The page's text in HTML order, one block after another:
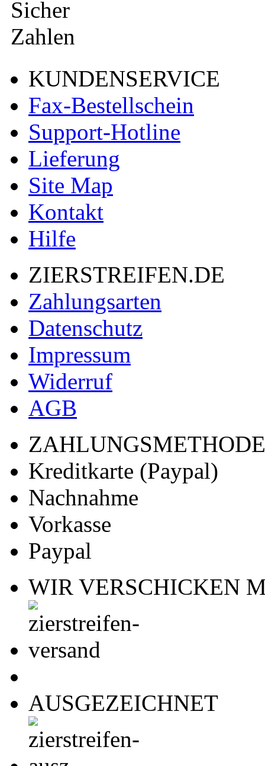
KUNDENSERVICE
Fax-Bestellschein
Support-Hotline
Lieferung
Site Map
Kontakt
Hilfe
ZIERSTREIFEN.DE
Zahlungsarten
Datenschutz
Impressum
Widerruf
AGB
Kreditkarte (Paypal)
Nachnahme
Vorkasse
Paypal
WIR VERSCHICKEN
AUSGEZEICHNET